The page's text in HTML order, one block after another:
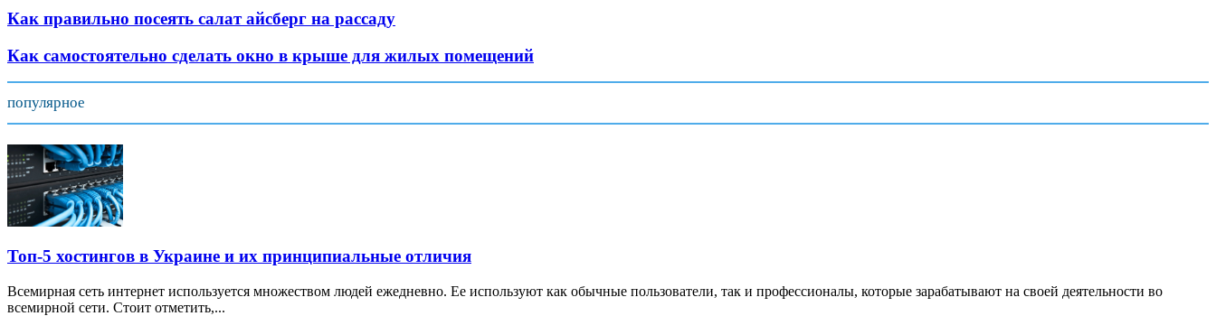
Как правильно посеять салат айсберг на рассаду
Как самостоятельно сделать окно в крыше для жилых помещений
популярное
Топ-5 хостингов в Украине и их принципиальные отличия
Всемирная сеть интернет используется множеством людей ежедневно. Ее используют как обычные пользователи, так и профессионалы, которые зарабатывают на своей деятельности во
всемирной сети. Стоит отметить,...